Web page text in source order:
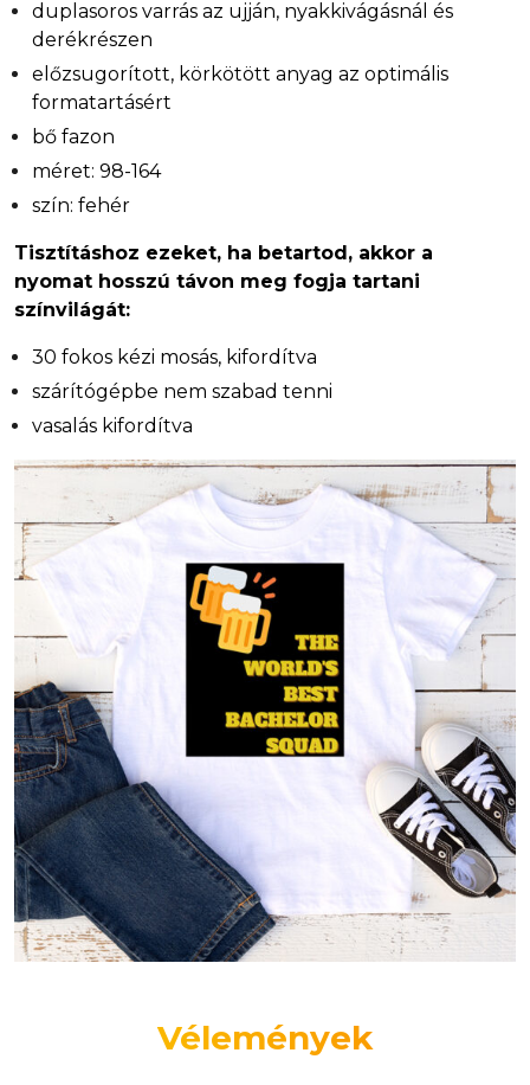
duplasoros varrás az ujján, nyakkivágásnál és
derékrészen
előzsugorított, körkötött anyag az optimális
formatartásért
bő fazon
méret: 98-164
szín: fehér
Tisztításhoz ezeket, ha betartod, akkor a
nyomat hosszú távon meg fogja tartani
színvilágát:
30 fokos kézi mosás, kifordítva
szárítógépbe nem szabad tenni
vasalás kifordítva
Vélemények